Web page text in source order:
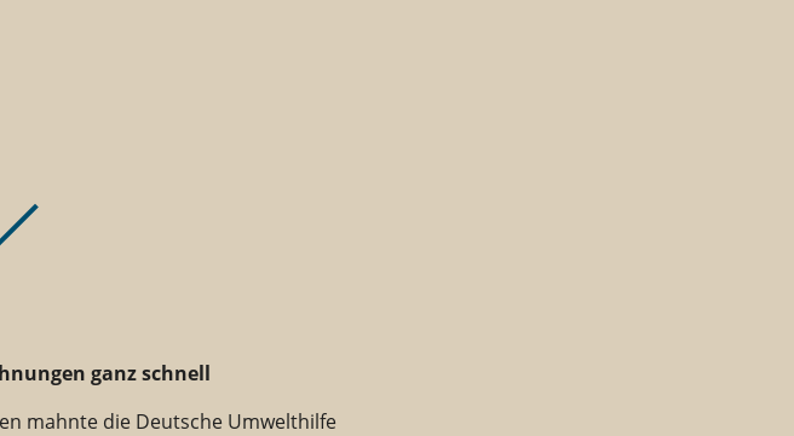
ganz schnell
mahnte die Deutsche Umwelthilfe